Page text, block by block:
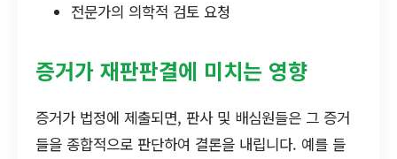
전문가의 의학적 검토 요청
증거가 재판판결에 미치는 영향
증거가 법정에 제출되면, 판사 및 배심원들은 그 증거
들을 종합적으로 판단하여 결론을 내립니다. 예를 들